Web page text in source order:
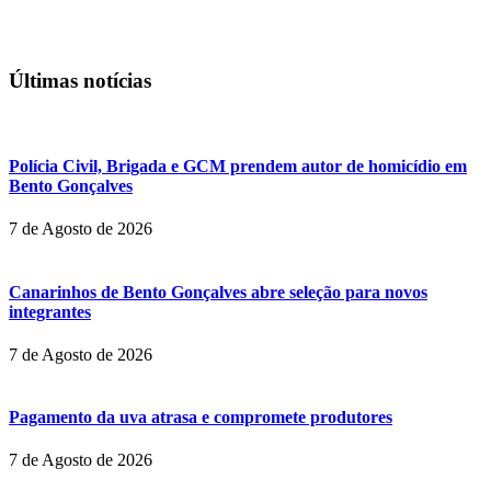
Últimas notícias
Polícia Civil, Brigada e GCM prendem autor de homicídio em
Bento Gonçalves
7 de Agosto de 2026
Canarinhos de Bento Gonçalves abre seleção para novos
integrantes
7 de Agosto de 2026
Pagamento da uva atrasa e compromete produtores
7 de Agosto de 2026